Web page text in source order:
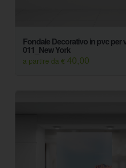
Fondale Decorativo in pvc per
011_New York
a partire da € 40,00